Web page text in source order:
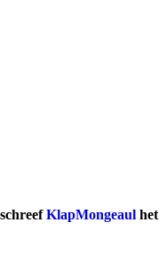
schreefKlapMongeaul het